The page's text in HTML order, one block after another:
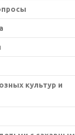
культур и